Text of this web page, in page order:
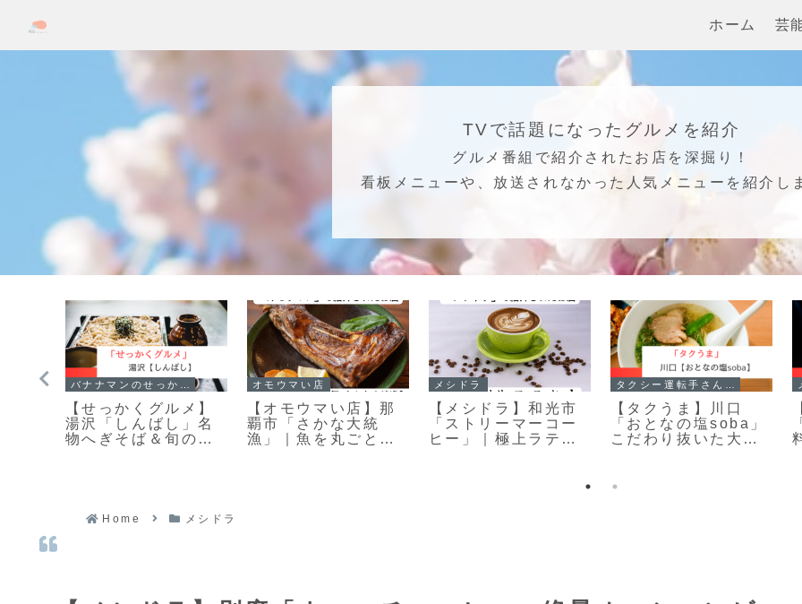
ホーム 芸
TVで話題になったグルメを紹介
グルメ番組で紹介されたお店を深掘り！
看板メニューや、放送されなかった人気メニューを紹介し
【せっかくグルメ】
湯沢「しんばし」名
物へぎそば＆旬のま
オモウマい店
【オモウマい店】那
覇市「さかな大統
漁」｜魚を丸ごと出
メシドラ
【メシドラ】和光市
「ストリーマーコー
ヒー」｜極上ラテと
【タクうま】川口
「おとなの塩soba」
こだわり抜いた大人
Home メシドラ